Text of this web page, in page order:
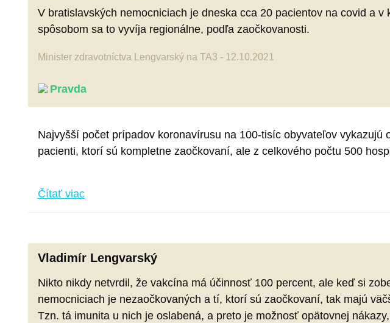
V bratislavských nemocniciach je dneska cca 20 pacientov na covid a
spôsobom sa to vyvíja regionálne, podľa zaočkovanosti.
Minister zdravotníctva Lengvarský na TA3 - 12.10.2021
Pravda
Najvyšší počet prípadov koronavírusu na 100-tisíc obyvateľov
pacienti, ktorí sú kompletne zaočkovaní, ale z celkového počtu 500
Čítať viac
Vladimír Lengvarský
Nikto nikdy netvrdil, že vakcína má účinnosť 100 percent, ale keď si
nemocniciach je nezaočkovaných a tí, ktorí sú zaočkovaní, tak majú
Tzn. tá imunita u nich je oslabená, a preto je možnosť opätovnej